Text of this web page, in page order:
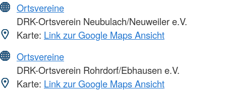
Ortsvereine
DRK-Ortsverein Neubulach/Neuweiler e.V.
Karte: Link zur Google Maps Ansicht
Ortsvereine
DRK-Ortsverein Rohrdorf/Ebhausen e.V.
Karte: Link zur Google Maps Ansicht